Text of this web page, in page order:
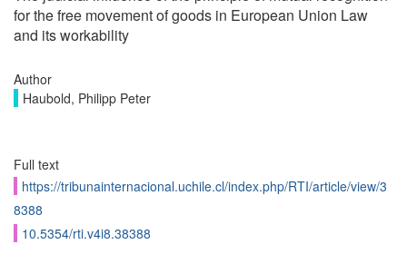
for the free movement of goods in European Union Law
and its workability
Author
Haubold, Philipp Peter
Full text
https://tribunainternacional.uchile.cl/index.php/RTI/article/view/3
8388
10.5354/rti.v4i8.38388